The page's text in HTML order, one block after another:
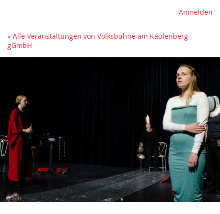
Anmelden
« Alle Veranstaltungen von Volksbühne am Kaulenberg
gGmbH